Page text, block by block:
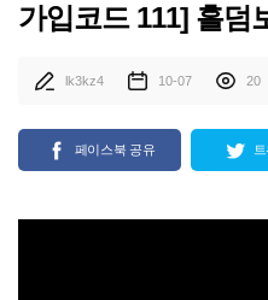
가입코드 111] 홀덤
lk3kz4 10-07 20
페이스북 공유